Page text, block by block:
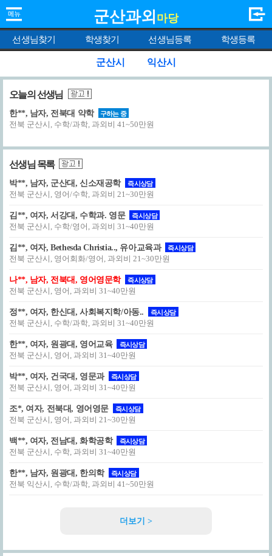
군산과외 마당
선생님찾기 학생찾기 선생님등록 학생등록
군산시 익산시
오늘의 선생님
한**, 남자, 전북대 약학 구하는 중
전북 군산시, 수학/과학, 과외비 41~50만원
선생님 목록
박**, 남자, 군산대, 신소재공학 즉시상담
전북 군산시, 영어/수학, 과외비 21~30만원
김**, 여자, 서강대, 수학과. 영문 즉시상담
전북 군산시, 수학/영어, 과외비 31~40만원
김**, 여자, Bethesda Christia.., 유아교육과 즉시상담
전북 군산시, 영어회화/영어, 과외비 21~30만원
나**, 남자, 전북대, 영어영문학 즉시상담
전북 군산시, 영어, 과외비 31~40만원
정**, 여자, 한신대, 사회복지학/아동.. 즉시상담
전북 군산시, 수학/과학, 과외비 31~40만원
한**, 여자, 원광대, 영어교육 즉시상담
전북 군산시, 영어, 과외비 31~40만원
박**, 여자, 건국대, 영문과 즉시상담
전북 군산시, 영어, 과외비 31~40만원
조*, 여자, 전북대, 영어영문 즉시상담
전북 군산시, 영어, 과외비 21~30만원
백**, 여자, 전남대, 화학공학 즉시상담
전북 군산시, 수학, 과외비 31~40만원
한**, 남자, 원광대, 한의학 즉시상담
전북 익산시, 수학/과학, 과외비 41~50만원
더보기 >